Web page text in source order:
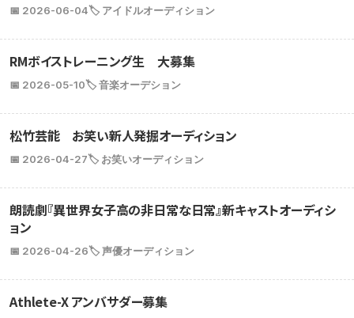
📅 2026-06-04🏷️ アイドルオーディション
RMボイストレーニング生 大募集
📅 2026-05-10🏷️ 音楽オーデション
松竹芸能 お笑い新人発掘オーディション
📅 2026-04-27🏷️ お笑いオーディション
朗読劇『異世界女子高の非日常な日常』新キャストオーディシ
ョン
📅 2026-04-26🏷️ 声優オーディション
Athlete-X アンバサダー募集